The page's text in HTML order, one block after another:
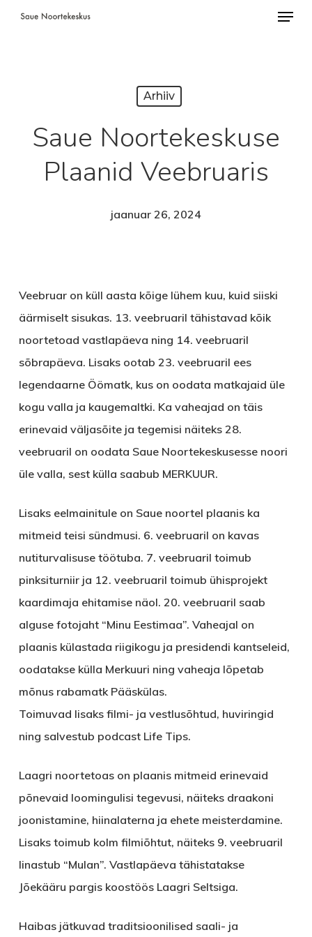
Skip
Arhiiv
Saue Noortekeskuse
Plaanid Veebruaris
jaanuar 26, 2024
Veebruar on küll aasta kõige lühem kuu, kuid siiski
äärmiselt sisukas. 13. veebruaril tähistavad kõik
noortetoad vastlapäeva ning 14. veebruaril
sõbrapäeva. Lisaks ootab 23. veebruaril ees
legendaarne Öömatk, kus on oodata matkajaid üle
kogu valla ja kaugemaltki. Ka vaheajad on täis
erinevaid väljasõite ja tegemisi näiteks 28.
veebruaril on oodata Saue Noortekeskusesse noori
üle valla, sest külla saabub MERKUUR.
Lisaks eelmainitule on Saue noortel plaanis ka
mitmeid teisi sündmusi. 6. veebruaril on kavas
nutiturvalisuse töötuba. 7. veebruaril toimub
pinksiturniir ja 12. veebruaril toimub ühisprojekt
kaardimaja ehitamise näol. 20. veebruaril saab
alguse fotojaht “Minu Eestimaa”. Vaheajal on
plaanis külastada riigikogu ja presidendi kantseleid,
oodatakse külla Merkuuri ning vaheaja lõpetab
mõnus rabamatk Pääskülas.
Toimuvad lisaks filmi- ja vestlusõhtud, huviringid
ning salvestub podcast Life Tips.
Laagri noortetoas on plaanis mitmeid erinevaid
põnevaid loomingulisi tegevusi, näiteks draakoni
joonistamine, hiinalaterna ja ehete meisterdamine.
Lisaks toimub kolm filmiõhtut, näiteks 9. veebruaril
linastub “Mulan”. Vastlapäeva tähistatakse
Jõekääru pargis koostöös Laagri Seltsiga.
Haibas jätkuvad traditsioonilised saali- ja